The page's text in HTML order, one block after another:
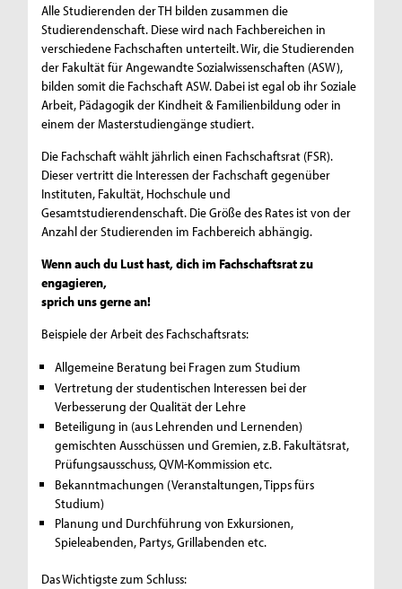
Alle Studierenden der TH bilden zusammen die
Studierendenschaft. Diese wird nach Fachbereichen in
verschiedene Fachschaften unterteilt. Wir, die Studierenden
der Fakultät für Angewandte Sozialwissenschaften (ASW),
bilden somit die Fachschaft ASW. Dabei ist egal ob ihr Soziale
Arbeit, Pädagogik der Kindheit & Familienbildung oder in
einem der Masterstudiengänge studiert.
Die Fachschaft wählt jährlich einen Fachschaftsrat (FSR).
Dieser vertritt die Interessen der Fachschaft gegenüber
Instituten, Fakultät, Hochschule und
Gesamtstudierendenschaft. Die Größe des Rates ist von der
Anzahl der Studierenden im Fachbereich abhängig.
Wenn auch du Lust hast, dich im Fachschaftsrat zu
engagieren,
sprich uns gerne an!
Beispiele der Arbeit des Fachschaftsrats:
Allgemeine Beratung bei Fragen zum Studium
Vertretung der studentischen Interessen bei der
Verbesserung der Qualität der Lehre
Beteiligung in (aus Lehrenden und Lernenden)
gemischten Ausschüssen und Gremien, z.B. Fakultätsrat,
Prüfungsausschuss, QVM-Kommission etc.
Bekanntmachungen (Veranstaltungen, Tipps fürs
Studium)
Planung und Durchführung von Exkursionen,
Spieleabenden, Partys, Grillabenden etc.
Das Wichtigste zum Schluss: